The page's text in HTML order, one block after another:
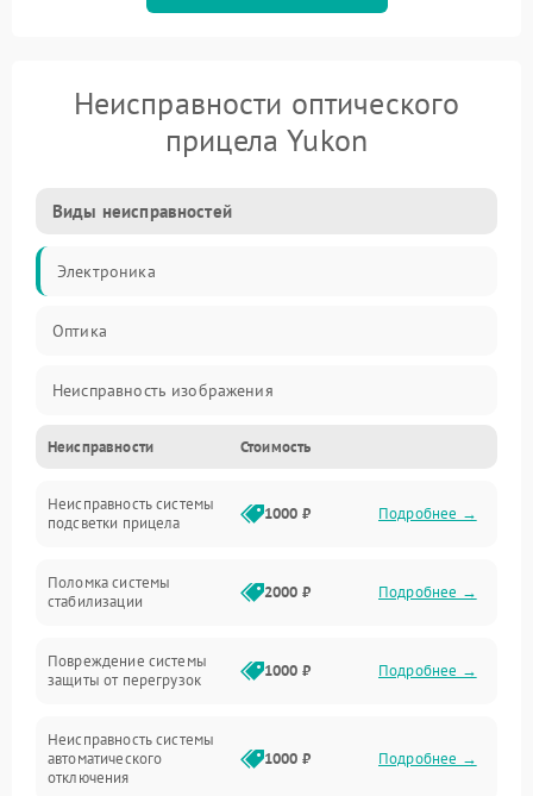
Неисправности оптического
прицела Yukon
Виды неисправностей
Электроника
Оптика
Неисправность изображения
Механические повреждения
Неисправность фокусировки и оптики
Электропитание
Механика
Неисправности Стоимость
Неисправность системы
подсветки прицела
1000 ₽ Подробнее →
Поломка системы
стабилизации
2000 ₽ Подробнее →
Повреждение системы
защиты от перегрузок
1000 ₽ Подробнее →
Неисправность системы
автоматического
отключения
1000 ₽ Подробнее →